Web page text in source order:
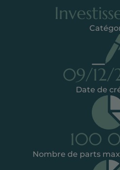
09/12/
Date de
100
Nombre de parts